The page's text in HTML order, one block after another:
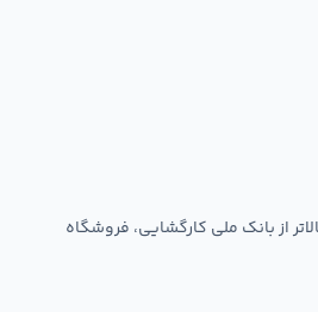
از بانک ملی کارگشایی، فروشگاه